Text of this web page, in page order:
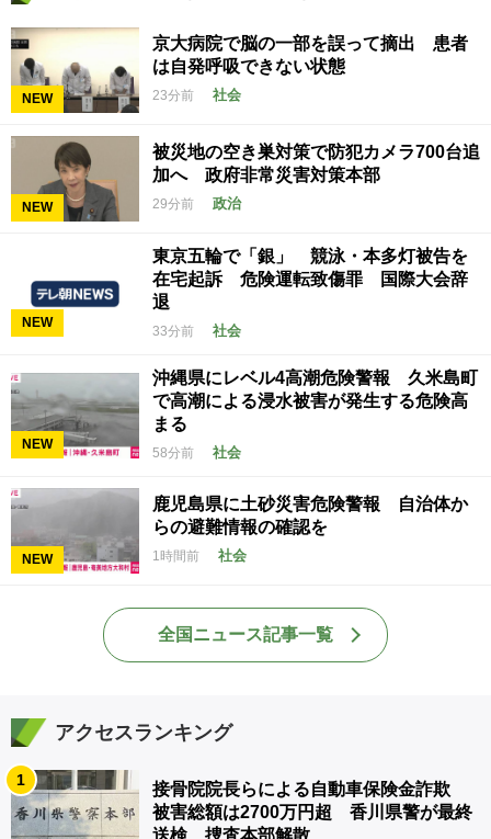
NEW
京大病院で脳の一部を誤って摘出 患者
は自発呼吸できない状態
23分前 社会
NEW
被災地の空き巣対策で防犯カメラ700台追
加へ 政府非常災害対策本部
29分前 政治
NEW
東京五輪で「銀」 競泳・本多灯被告を
在宅起訴 危険運転致傷罪 国際大会辞
退
33分前 社会
NEW
沖縄県にレベル4高潮危険警報 久米島町
で高潮による浸水被害が発生する危険高
まる
58分前 社会
NEW
鹿児島県に土砂災害危険警報 自治体か
らの避難情報の確認を
1時間前 社会
全国ニュース記事一覧
アクセスランキング
1
接骨院院長らによる自動車保険金詐欺
被害総額は2700万円超 香川県警が最終
送検、捜査本部解散